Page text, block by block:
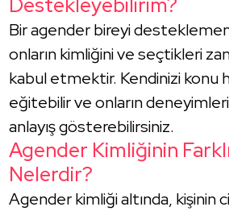
Bir agender bireyi
onların kimliğini ve seçtikleri
kabul etmektir. Kendinizi konu
eğitebilir ve onların
anlayış gösterebilirsiniz.
Agender Kimliğinin
Nelerdir?
Agender kimliği altında, kişinin